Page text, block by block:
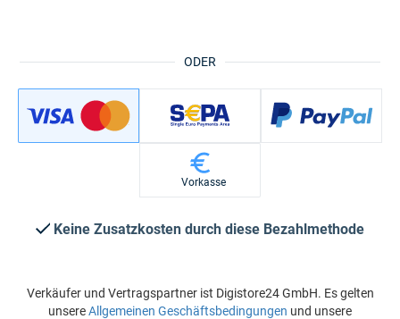
ODER
Vorkasse
Keine Zusatzkosten durch diese Bezahlmethode
Verkäufer und Vertragspartner ist Digistore24 GmbH. Es gelten
unsereAllgemeinen Geschäftsbedingungen und unsere